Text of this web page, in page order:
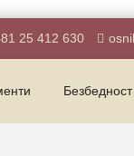
25 412 630
Безбедност